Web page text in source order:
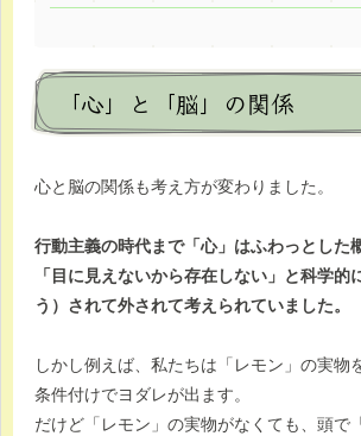
「心」と「脳」の関係
心と脳の関係も考え方が変わりました。
行動主義の時代まで「心」はふわっとした
「目に見えないから存在しない」と科学的
う）されて外されて考えられていました。
しかし例えば、私たちは「レモン」の実物
条件付けでヨダレが出ます。
だけど「レモン」の実物がなくても、頭で